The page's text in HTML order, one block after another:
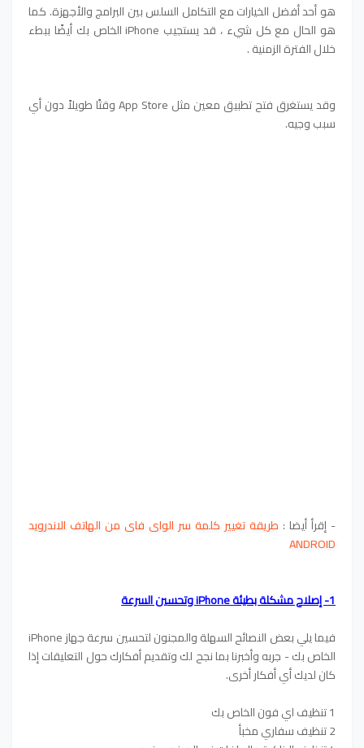
هو أحد أفضل الخيارات مع التكامل السلس بين البرامج والأجهزة. كما
هو الحال مع كل شيء ، قد يستجيب iPhone الخاص بك أيضًا ببطء
خلال الفترة الزمنية .
وقد يستغرق فتح تطبيق معين مثل App Store وقتًا طويلاً دون أي
سبب وجيه.
- إقرأ أيضا : طريقة تغيير كلمة سر الواى فاى من الهاتف الاندرويد
ANDROID
1- إصلاح مشكلة بطيئة iPhone وتحسين السرعة
فيما يلي بعض النصائح السهلة والمجنون لتحسين سرعة جهاز iPhone
الخاص بك - جربه وأخبرنا بما نجح لك وتقديم أفكارك حول التعليقات إذا
كان لديك أي أفكار أخرى.
1 تنظيف اي فون الخاص بك
2 تنظيف سفاري مخبأ